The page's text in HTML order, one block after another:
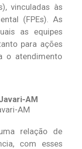
vinculadas às
(FPEs). As
as equipes
para ações
o atendimento
AM
relação de
com esses